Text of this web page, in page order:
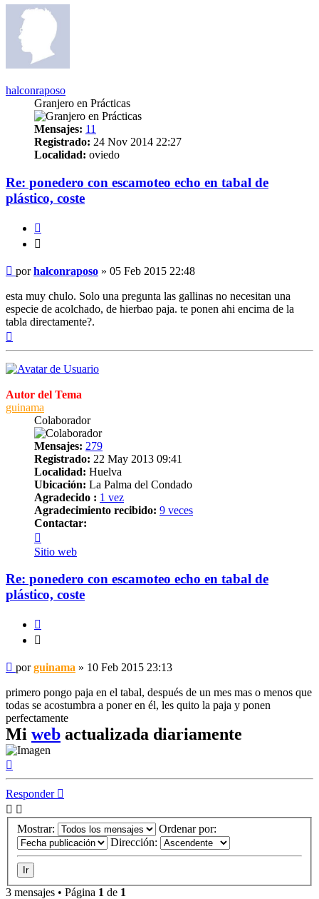
halconraposo
Granjero en Prácticas
Mensajes: 11
Registrado: 24 Nov 2014 22:27
Localidad: oviedo
Re: ponedero con escamoteo echo en tabal de
plástico, coste
Mensaje
porhalconraposo » 05 Feb 2015 22:48
esta muy chulo. Solo una pregunta las gallinas no necesitan una
especie de acolchado, de hierbao paja. te ponen ahi encima de la
tabla directamente?.
Autor del Tema
guinama
Colaborador
Mensajes: 279
Registrado: 22 May 2013 09:41
Localidad: Huelva
Ubicación: La Palma del Condado
Agradecido : 1 vez
Agradecimiento recibido: 9 veces
Contactar:
guinama
Sitio web
Re: ponedero con escamoteo echo en tabal de
plástico, coste
Mensaje
porguinama » 10 Feb 2015 23:13
primero pongo paja en el tabal, después de un mes mas o menos que
todas se acostumbra a poner en él, les quito la paja y ponen
perfectamente
Mi web actualizada diariamente
Responder
Mostrar:
Ordenar por:
Dirección:
3 mensajes • Página 1 de 1